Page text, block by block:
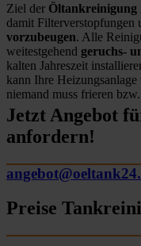
Ziel der Öltankreinigung
damit Filterverstopfungen
vorzubeugen. Alle
weitestgehend geruchs-
kalten Jahreszeit
kann Ihre Heizungsanlage
niemand muss frieren
Jetzt Angebot
anfordern!
Preise